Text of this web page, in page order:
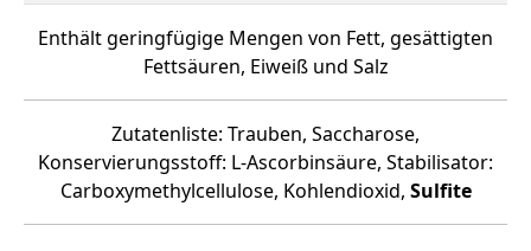
Enthält geringfügige Mengen von Fett, gesättigten
Fettsäuren, Eiweiß und Salz
Zutatenliste: Trauben, Saccharose,
Konservierungsstoff: L-Ascorbinsäure, Stabilisator:
Carboxymethylcellulose, Kohlendioxid, Sulfite